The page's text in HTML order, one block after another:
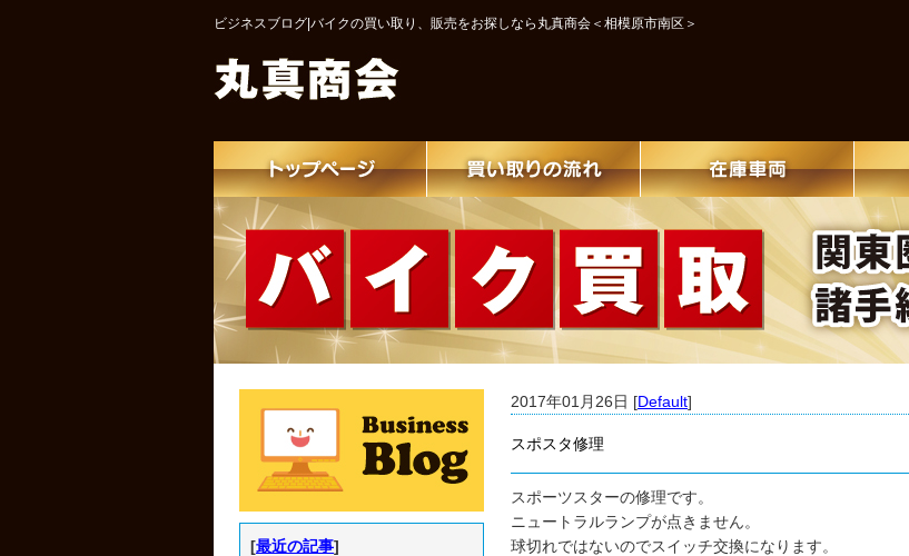
ビジネスブログ|バイクの買い取り、販売をお探しなら丸真商会＜相模原市南区＞
2017年01月26日 [Default]
スポスタ修理
スポーツスターの修理です。
ニュートラルランプが点きません。
球切れではないのでスイッチ交換になります。
[最近の記事]